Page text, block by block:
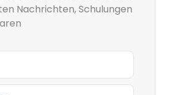
Nachrichten, Schulungen